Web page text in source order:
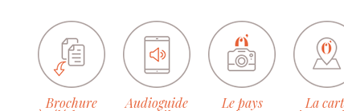
Brochure Audioguide Le pays La